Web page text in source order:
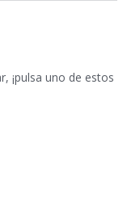
¡pulsa uno de estos